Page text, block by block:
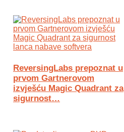
ReversingLabs prepoznat u
prvom Gartnerovom
izvješću Magic Quadrant za
sigurnost…